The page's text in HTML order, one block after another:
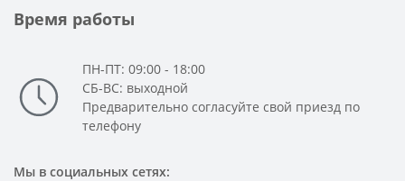
Время работы
ПН-ПТ: 09:00 - 18:00
СБ-ВС: выходной
Предварительно согласуйте свой приезд по
телефону
Мы в социальных сетях: